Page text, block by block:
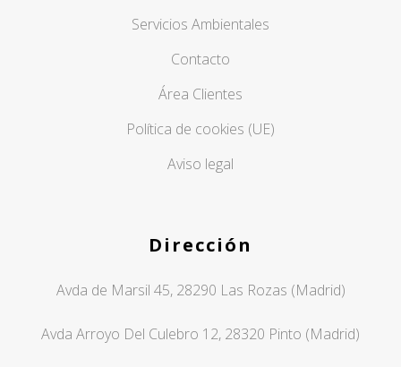
Servicios Ambientales
Contacto
Área Clientes
Política de cookies (UE)
Aviso legal
Dirección
Avda de Marsil 45, 28290 Las Rozas (Madrid)
Avda Arroyo Del Culebro 12, 28320 Pinto (Madrid)